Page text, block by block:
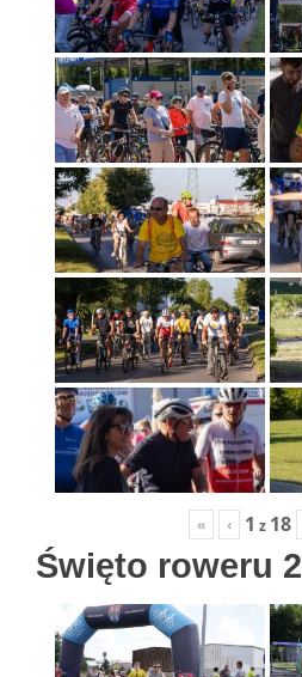
« ‹ 1 z 18
Święto roweru